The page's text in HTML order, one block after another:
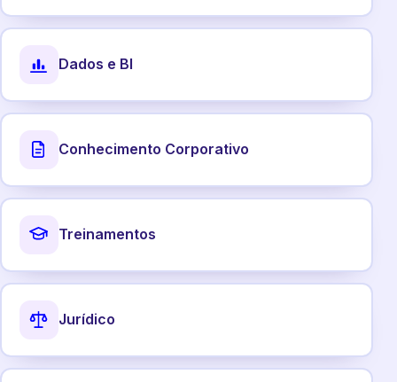
Dados e BI
Conhecimento Corporativo
Treinamentos
Jurídico